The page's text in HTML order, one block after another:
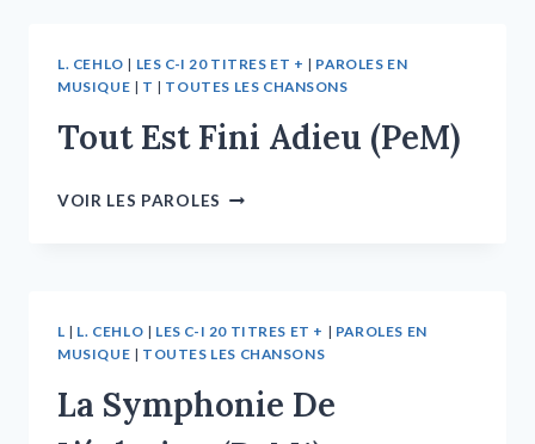
L. CEHLO | LES C-I 20 TITRES ET + | PAROLES EN
MUSIQUE | T | TOUTES LES CHANSONS
Tout Est Fini Adieu (PeM)
VOIR LES PAROLES
L | L. CEHLO | LES C-I 20 TITRES ET + | PAROLES EN
MUSIQUE | TOUTES LES CHANSONS
La Symphonie De